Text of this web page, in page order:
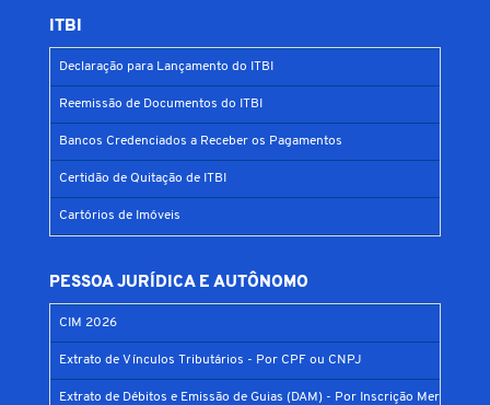
ITBI
Declaração para Lançamento do ITBI
Reemissão de Documentos do ITBI
Bancos Credenciados a Receber os Pagamentos
Certidão de Quitação de ITBI
Cartórios de Imóveis
PESSOA JURÍDICA E AUTÔNOMO
CIM 2026
Extrato de Vínculos Tributários - Por CPF ou CNPJ
Extrato de Débitos e Emissão de Guias (DAM) - Por Inscrição Mercantil